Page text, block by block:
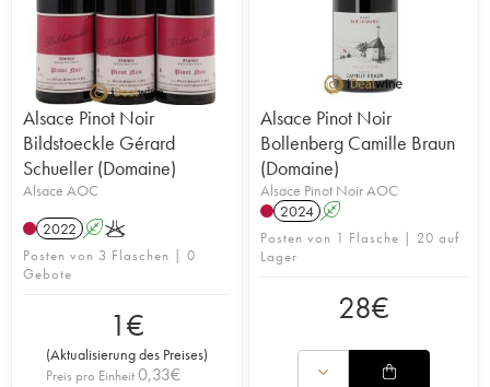
Alsace Pinot Noir
Bildstoeckle Gérard
Schueller (Domaine)
Alsace AOC
2022 AK
Posten von 3 Flaschen | 0
Gebote
1€
(Aktualisierung des Preises)
Preis pro Einheit0,33€
Alsace Pinot Noir
Bollenberg Camille Braun
(Domaine)
Alsace Pinot Noir AOC
2024 A
Posten von 1 Flasche | 20 auf
Lager
28€